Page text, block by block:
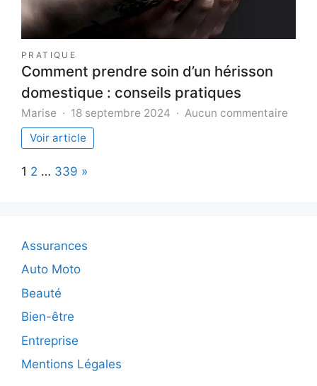
PRATIQUE
Comment prendre soin d’un hérisson
domestique : conseils pratiques
Marise 18 septembre 2024 Aucun commentaire
Voir article
Page:
1 2 … 339 Next
»
Assurances
Auto Moto
Beauté
Bien-être
Entreprise
Mentions Légales